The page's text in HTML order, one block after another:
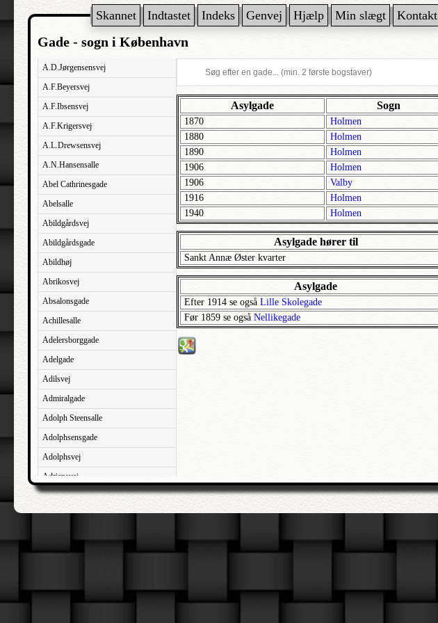
Skannet Indtastet Indeks Genvej Hjælp Min slægt Kontakt
Gade - sogn i København
A.D.Jørgensensvej
A.F.Beyersvej
A.F.Ibsensvej
A.F.Krigersvej
A.L.Drewsensvej
A.N.Hansensalle
Abel Cathrinesgade
Abelsalle
Abildgårdsvej
Abildgårdsgade
Abildhøj
Abrikosvej
Absalonsgade
Achillesalle
Adelersborggade
Adelgade
Adilsvej
Admiralgade
Adolph Steensalle
Adolphsensgade
Adolphsvej
Adriansvej
Aftenbakken
Agavevej
Agermosen
Agersøgade
Asylgade Sogn
1870
Holmen
1880
Holmen
1890
Holmen
1906
Holmen
1906
Valby
1916
Holmen
1940
Holmen
Asylgade hører til
Sankt Annæ Øster kvarter
Asylgade
Efter 1914 se også Lille Skolegade
Før 1859 se også Nellikegade